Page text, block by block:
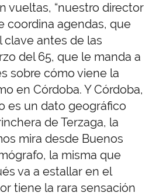
vueltas, “nuestro director
coordina agendas, que
clave antes de las
del 65, que le manda a
sobre cómo viene la
en Córdoba. Y Córdoba,
es un dato geográfico
de Terzaga, la
mira desde Buenos
la misma que
va a estallar en el
tiene la rara sensación